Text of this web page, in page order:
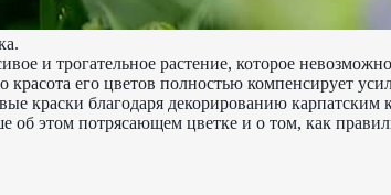
и трогательное растение, которое
красота его цветов полностью компенсирует
краски благодаря декорированию карпатским
об этом потрясающем цветке и о том, как